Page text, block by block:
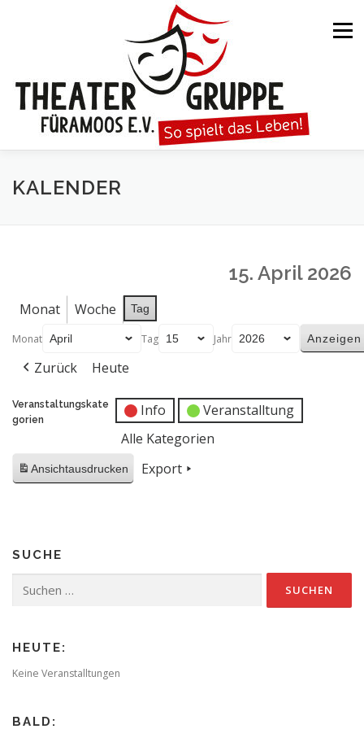
Menü
STARTSEITE
KALENDER GESPIELTE STÜCKE
KALENDER
15. April 2026
Monat Woche Tag
Monat Tag Jahr
Zurück Heute
Veranstaltungskate
gorien
Info
Veranstalltung
Alle Kategorien
Ansichtausdrucken Export
SUCHE
nach:
HEUTE:
Keine Veranstalltungen
BALD: